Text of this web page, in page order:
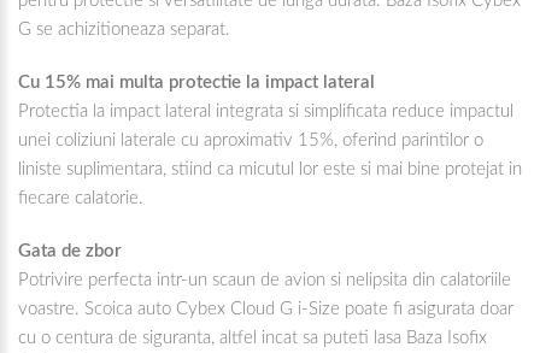
G se achizitioneaza separat.
Cu 15% mai multa protectie la impact lateral
Protectia la impact lateral integrata si simplificata reduce impactul
unei coliziuni laterale cu aproximativ 15%, oferind parintilor o
liniste suplimentara, stiind ca micutul lor este si mai bine protejat in
fiecare calatorie.
Gata de zbor
Potrivire perfecta intr-un scaun de avion si nelipsita din calatoriile
voastre. Scoica auto Cybex Cloud G i-Size poate fi asigurata doar
cu o centura de siguranta, altfel incat sa puteti lasa Baza Isofix